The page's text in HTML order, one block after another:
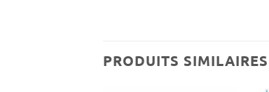
PRODUITS SIMILAIRES